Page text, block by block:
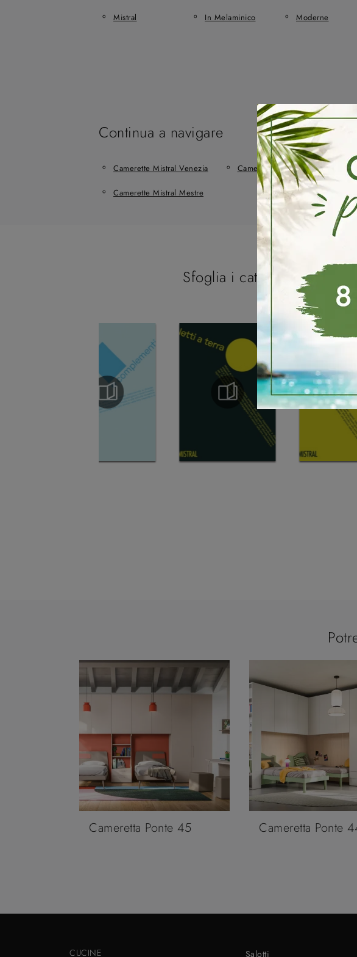
Mistral In Melaminico Moderne
Continua a navigare
Camerette Mistral Venezia Camerette Mistral Noale
Camerette Mistral Mestre
Sfoglia i cataloghi
Cameretta Ponte 45 Cameretta Ponte
CUCINE Salotti